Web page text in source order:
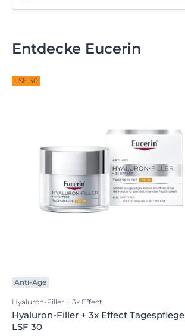
Entdecke Eucerin
LSF 30
Anti-Age
Hyaluron-Filler + 3x Effect
Hyaluron-Filler + 3x Effect Tagespflege
LSF 30